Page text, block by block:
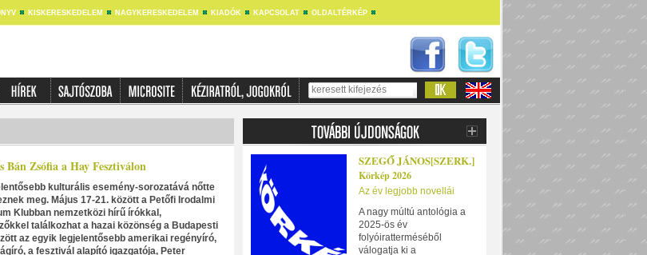
KISKERESKEDELEM NAGYKERESKEDELEM KIADÓK KAPCSOLAT OLDALTÉRKÉP
Bán Zsófia a Hay Fesztiválon
kulturális esemény-sorozatává nőtte
meg. Május 17-21. között a Petőfi Irodalmi
Klubban nemzetközi hírű írókkal,
találkozhat a hazai közönség a Budapesti
az egyik legjelentősebb amerikai regényíró,
a fesztivál alapító igazgatója, Peter
SZEGŐ JÁNOS[SZERK.]
Körkép 2026
Az év legjobb novellái
A nagy múltú antológia a
2025-ös év
folyóiratterméséből
válogatja ki a